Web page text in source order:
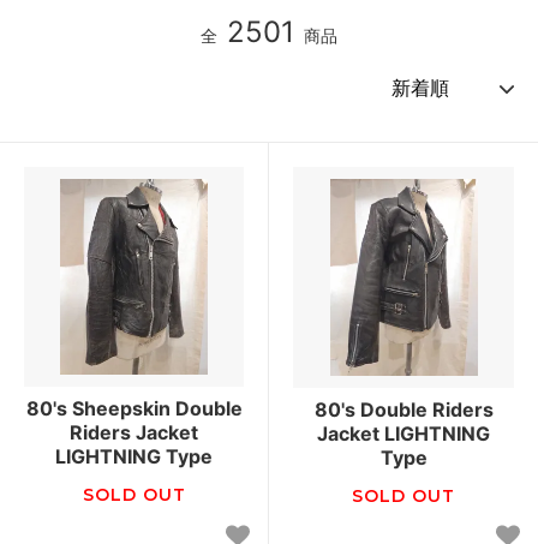
全 2501 商品
80's Sheepskin Double
Riders Jacket
LIGHTNING Type
SOLD OUT
80's Double Riders
Jacket LIGHTNING
Type
SOLD OUT